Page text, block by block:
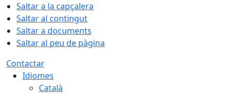
Saltar a la capçalera
Saltar al contingut
Saltar a documents
Saltar al peu de pàgina
Contactar
Idiomes
Català